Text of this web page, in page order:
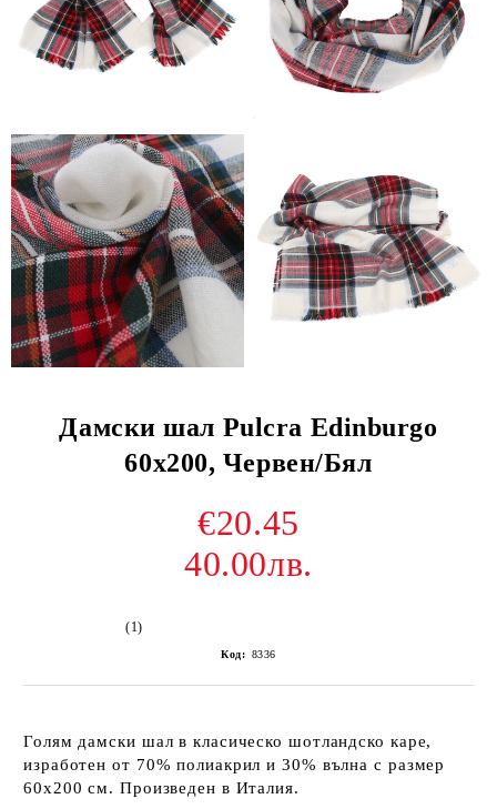
Дамски шал Pulcra Edinburgo
60x200, Червен/Бял
€20.45
40.00лв.
(1)
Код: 8336
Голям дамски шал в класическо шотландско каре,
изработен от 70% полиакрил и 30% вълна с размер
60х200 см. Произведен в Италия.